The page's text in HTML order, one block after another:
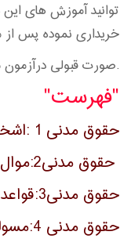
توانید آموزش های این
خریداری نموده پس از
.صورت قبولی
"فهرست"
حقوق مدنی 1 :اشخاص و مجرمین
حقوق مدنی2:
حقوق مدنی3:قواعد عمومی قراردادها
حقوق مدنی 4:مسولیت مدنی